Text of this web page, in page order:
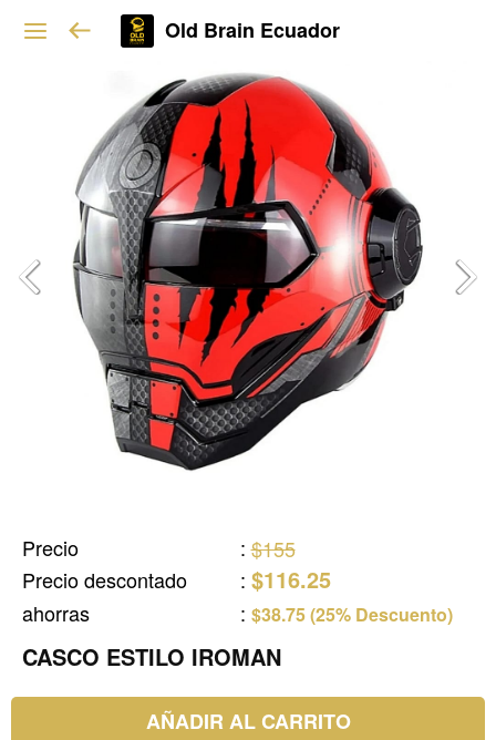
Old Brain Ecuador
Precio : $155
Precio descontado
: $116.25
ahorras : $38.75 (25% Descuento)
CASCO ESTILO IROMAN
AÑADIR AL CARRITO